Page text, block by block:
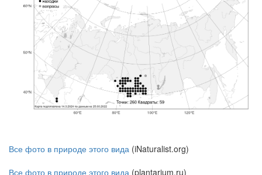
Все фото в природе этого вида (iNaturalist.org)
Все фото в природе этого вида (plantarium.ru)